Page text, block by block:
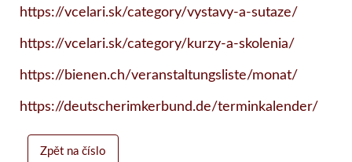
https://vcelari.sk/category/vystavy-a-sutaze/
https://vcelari.sk/category/kurzy-a-skolenia/
https://bienen.ch/veranstaltungsliste/monat/
https://deutscherimkerbund.de/terminkalender/
Zpět na číslo